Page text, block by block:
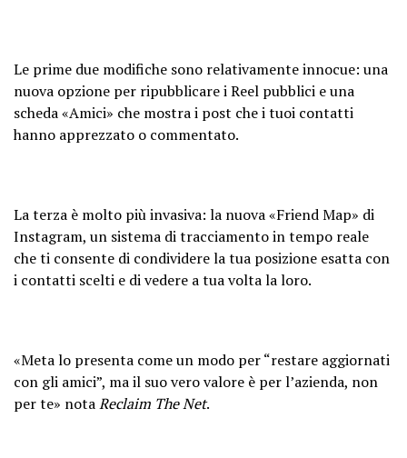
Le prime due modifiche sono relativamente innocue: una
nuova opzione per ripubblicare i Reel pubblici e una
scheda «Amici» che mostra i post che i tuoi contatti
hanno apprezzato o commentato.
La terza è molto più invasiva: la nuova «Friend Map» di
Instagram, un sistema di tracciamento in tempo reale
che ti consente di condividere la tua posizione esatta con
i contatti scelti e di vedere a tua volta la loro.
«Meta lo presenta come un modo per “restare aggiornati
con gli amici”, ma il suo vero valore è per l’azienda, non
per te» notaReclaim The Net.